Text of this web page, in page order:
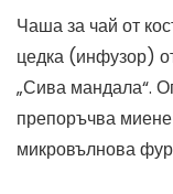
Чаша за чай от
цедка (инфузор)
„Сива мандала“.
препоръчва
микровълнова